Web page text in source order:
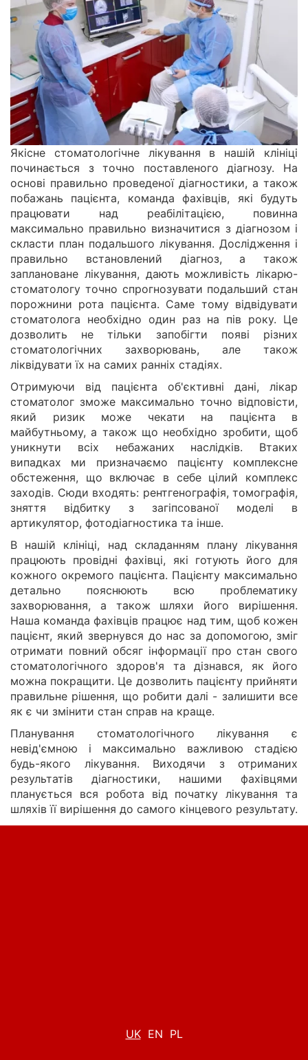
Якісне стоматологічне лікування в нашій клініці
починається з точно поставленого діагнозу. На
основі правильно проведеної діагностики, а також
побажань пацієнта, команда фахівців, які будуть
працювати над реабілітацією, повинна
максимально правильно визначитися з діагнозом і
скласти план подальшого лікування. Дослідження і
правильно встановлений діагноз, а також
заплановане лікування, дають можливість лікарю-
стоматологу точно спрогнозувати подальший стан
порожнини рота пацієнта. Саме тому відвідувати
стоматолога необхідно один раз на пів року. Це
дозволить не тільки запобігти появі різних
стоматологічних захворювань, але також
ліквідувати їх на самих ранніх стадіях.
Отримуючи від пацієнта об'єктивні дані, лікар
стоматолог зможе максимально точно відповісти,
який ризик може чекати на пацієнта в
майбутньому, а також що необхідно зробити, щоб
уникнути всіх небажаних наслідків. Втаких
випадках ми призначаємо пацієнту комплексне
обстеження, що включає в себе цілий комплекс
заходів. Сюди входять: рентгенографія, томографія,
зняття відбитку з загіпсованої моделі в
артикулятор, фотодіагностика та інше.
В нашій клініці, над складанням плану лікування
працюють провідні фахівці, які готують його для
кожного окремого пацієнта. Пацієнту максимально
детально пояснюють всю проблематику
захворювання, а також шляхи його вирішення.
Наша команда фахівців працює над тим, щоб кожен
пацієнт, який звернувся до нас за допомогою, зміг
отримати повний обсяг інформації про стан свого
стоматологічного здоров'я та дізнався, як його
можна покращити. Це дозволить пацієнту прийняти
правильне рішення, що робити далі - залишити все
як є чи змінити стан справ на краще.
Планування стоматологічного лікування є
невід'ємною і максимально важливою стадією
будь-якого лікування. Виходячи з отриманих
результатів діагностики, нашими фахівцями
планується вся робота від початку лікування та
шляхів її вирішення до самого кінцевого результату.
UK EN PL